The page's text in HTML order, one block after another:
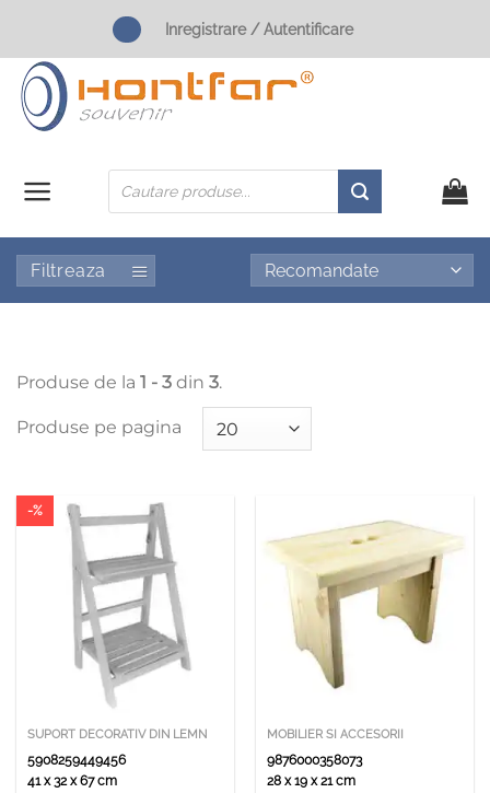
content
Inregistrare / Autentificare
Products
search
Filtreaza
Produse de la 1 - 3 din 3.
Produse pe pagina
-%
SUPORT DECORATIV DIN LEMN
5908259449456
41 x 32 x 67 cm
MOBILIER SI ACCESORII
9876000358073
28 x 19 x 21 cm